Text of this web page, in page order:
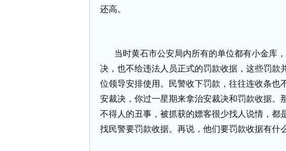
还高。
当时黄石市公安局内所有的单位都有小金库
决，也不给违法人员正式的罚款收据，这些罚款
位领导安排使用。民警收下罚款，往往连收条也
安裁决，你过一星期来拿治安裁决和罚款收据。
不得人的丑事，被抓获的嫖客很少找人说情，都
找民警要罚款收据。再说，他们要罚款收据有什